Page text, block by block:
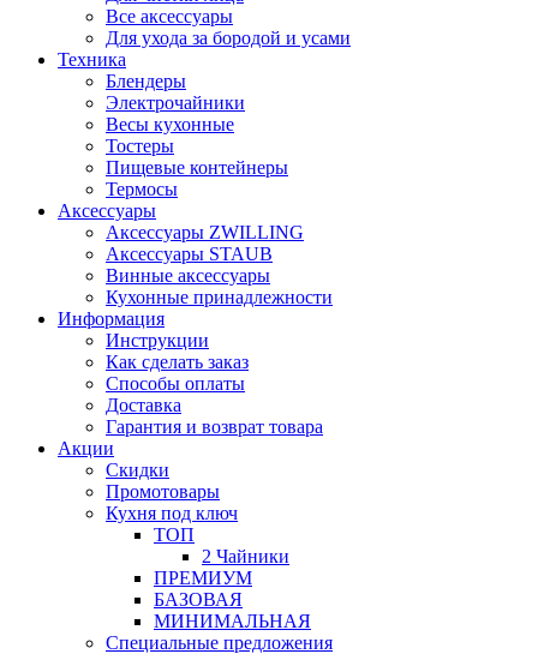
Все аксессуары
Для ухода за бородой и усами
Техника
Блендеры
Электрочайники
Весы кухонные
Тостеры
Пищевые контейнеры
Термосы
Аксессуары
Аксессуары ZWILLING
Аксессуары STAUB
Винные аксессуары
Кухонные принадлежности
Информация
Инструкции
Как сделать заказ
Способы оплаты
Доставка
Гарантия и возврат товара
Акции
Скидки
Промотовары
Кухня под ключ
ТОП
2 Чайники
ПРЕМИУМ
БАЗОВАЯ
МИНИМАЛЬНАЯ
Специальные предложения